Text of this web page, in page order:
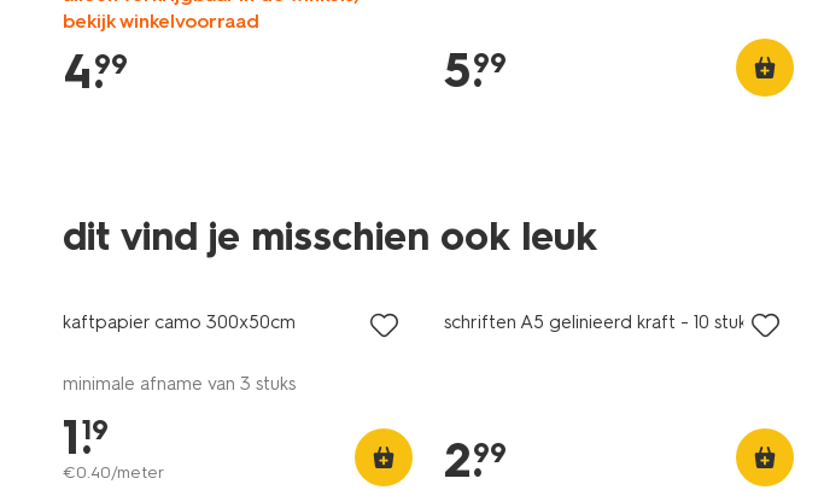
bekijk winkelvoorraad
4.
99 5.
99
dit vind je misschien ook leuk
kaftpapier camo 300x50cm
minimale afname van 3 stuks
1.
19
€0.40/meter
schriften A5 gelinieerd kraft - 10 stuks
2.
99